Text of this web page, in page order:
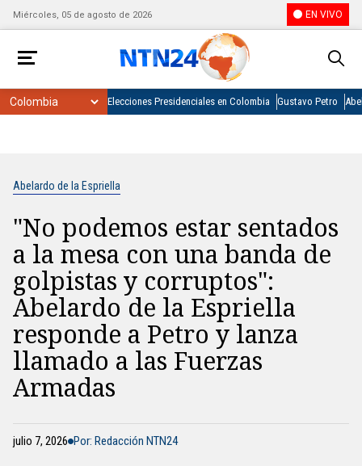
Miércoles, 05 de agosto de 2026 EN VIVO
Elecciones Presidenciales en Colombia Gustavo Petro
Abelardo de la Espriella
"No podemos estar sentados
a la mesa con una banda de
golpistas y corruptos":
Abelardo de la Espriella
responde a Petro y lanza
llamado a las Fuerzas
Armadas
julio 7, 2026 Por: Redacción NTN24